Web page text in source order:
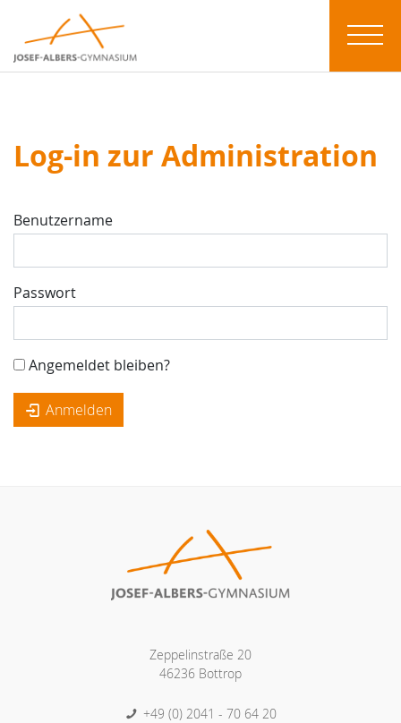
Log-in zur Administration
Benutzername
Passwort
Angemeldet bleiben?
Anmelden
Zeppelinstraße 20
46236 Bottrop
+49 (0) 2041 - 70 64 20